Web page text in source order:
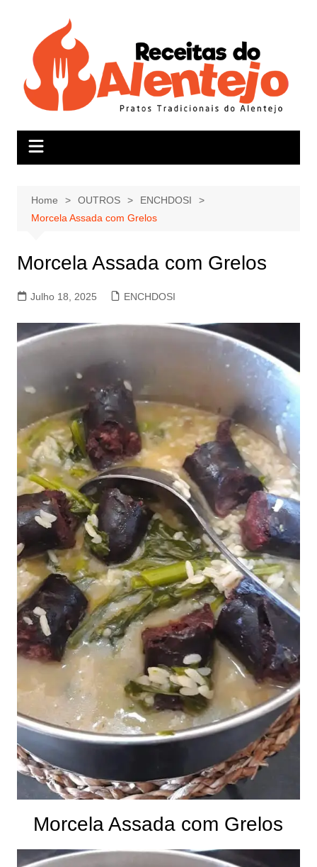
Home OUTROS
ENCHDOSI
Morcela Assada com Grelos
Morcela Assada com Grelos
Julho 18, 2025 ENCHDOSI
Morcela Assada com Grelos